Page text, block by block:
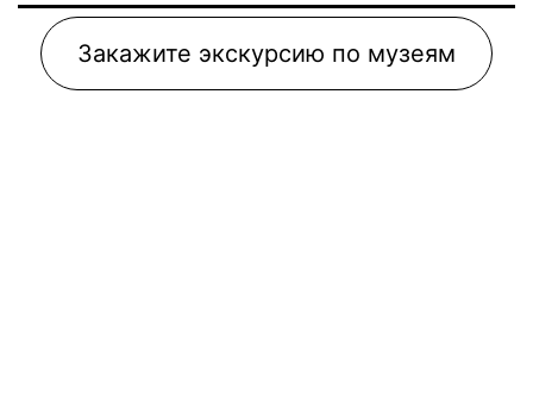
Закажите экскурсию по музеям